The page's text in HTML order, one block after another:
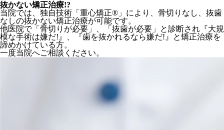
抜かない矯正治療!?
当院では、独自技術「重心矯正®」により、骨切りなし、抜歯
なしの抜かない矯正治療が可能です。
他医院で「骨切りが必要」、「抜歯が必要」と診断され『大規
模な手術は嫌だ!』、『歯を抜かれるなら嫌だ!』と矯正治療を
諦めかけている方。
一度当院へご相談ください。